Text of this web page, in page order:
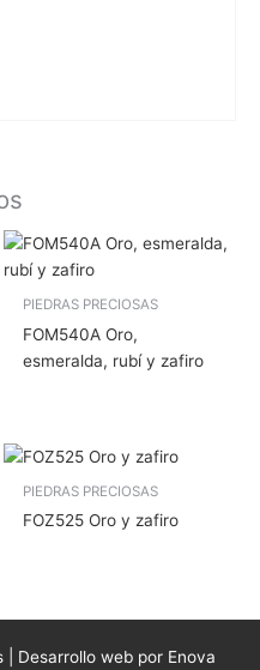
PIEDRAS PRECIOSAS
FOM540A Oro,
esmeralda, rubí y zafiro
PIEDRAS PRECIOSAS
FOZ525 Oro y zafiro
Desarrollo web por Enova